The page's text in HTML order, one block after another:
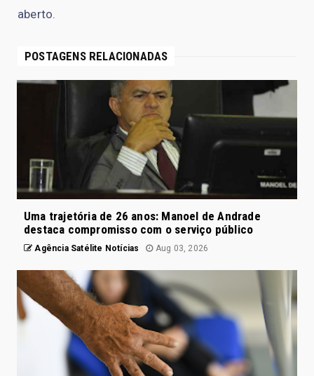
aberto.
POSTAGENS RELACIONADAS
Uma trajetória de 26 anos: Manoel de Andrade
destaca compromisso com o serviço público
Agência Satélite Notícias Aug 03, 2026